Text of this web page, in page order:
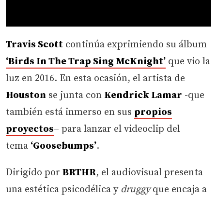
Travis Scott continúa exprimiendo su álbum
‘Birds In The Trap Sing McKnight’ que vio la
luz en 2016. En esta ocasión, el artista de
Houston se junta con Kendrick Lamar -que
también está inmerso en sus propios
proyectos– para lanzar el videoclip del
tema ‘Goosebumps’.
Dirigido por BRTHR, el audiovisual presenta
una estética psicodélica y druggyque encaja a